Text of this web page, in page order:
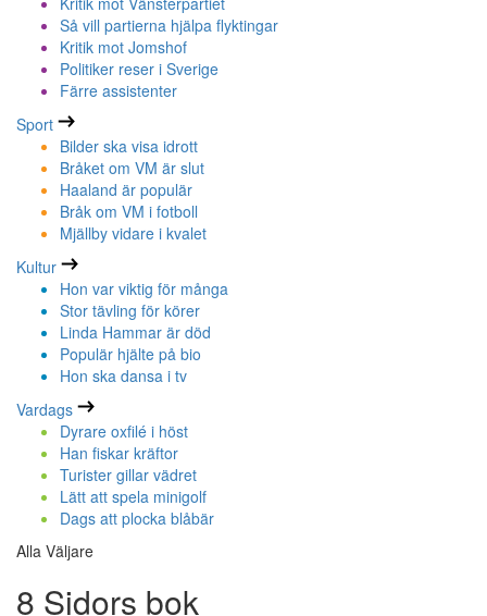
Så vill partierna hjälpa flyktingar
Kritik mot Jomshof
Politiker reser i Sverige
Färre assistenter
Sport
Bilder ska visa idrott
Bråket om VM är slut
Haaland är populär
Bråk om VM i fotboll
Mjällby vidare i kvalet
Kultur
Hon var viktig för många
Stor tävling för körer
Linda Hammar är död
Populär hjälte på bio
Hon ska dansa i tv
Vardags
Dyrare oxfilé i höst
Han fiskar kräftor
Turister gillar vädret
Lätt att spela minigolf
Dags att plocka blåbär
Alla Väljare
8 Sidors bok